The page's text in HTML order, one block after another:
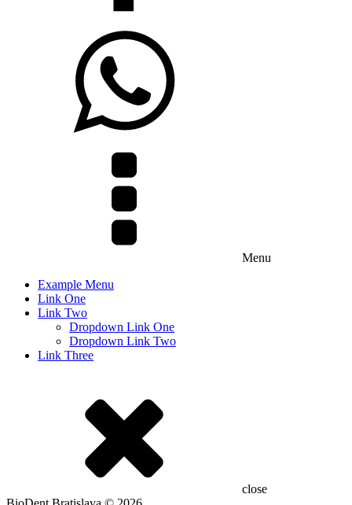
Menu
Example Menu
Link One
Link Two
Dropdown Link One
Dropdown Link Two
Link Three
close